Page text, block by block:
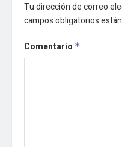
Tu dirección de correo
campos obligatorios
Comentario *